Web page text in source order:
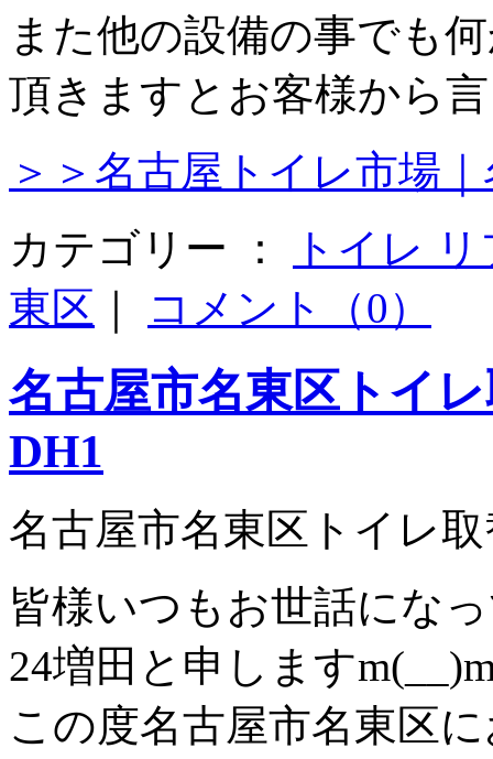
また他の設備の事でも
頂きますとお客様から
＞＞名古屋トイレ市場
カテゴリー ：
トイレ
東区
コメント（0）
名古屋市名東区トイ
DH1
名古屋市名東区トイレ
皆様いつもお世話にな
24増田と申します
この度名古屋市名東区